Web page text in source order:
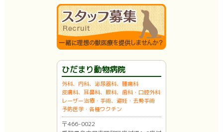
ひだまり動物病院
外科、内科、泌尿器科、腫瘍科
皮膚科、耳鼻科、眼科、歯科・口腔外科
レーザー治療・手術、避妊・去勢手術
予防医学・各種ワクチン
〒466-0022